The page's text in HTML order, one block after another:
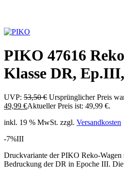
PIKO 47616
Klasse DR,
UVP: 53,50€ Ursprünglicher Preis
49,99 €Aktueller Preis ist: 49,99 €.
inkl. 19 % MwSt. zzgl. Versandkosten
-7%III
Druckvariante der PIKO Reko-
Bedruckung der DR in Epoche III. Die